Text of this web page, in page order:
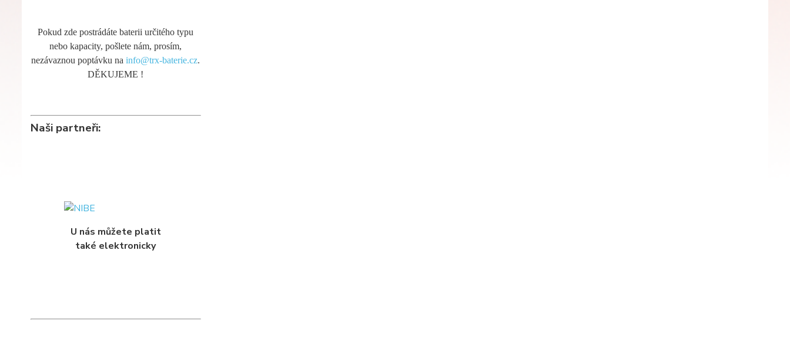
Pokud zde postrádáte baterii určitého typu
nebo kapacity, pošlete nám, prosím,
nezávaznou poptávku nainfo@trx-baterie.cz.
DĚKUJEME !
Naši partneři:
U nás můžete platit
také elektronicky